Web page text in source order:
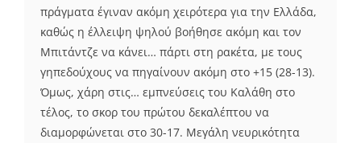
πράγματα έγιναν ακόμη χειρότερα για την Ελλάδα,
καθώς η έλλειψη ψηλού βοήθησε ακόμη και τον
Μπιτάντζε να κάνει… πάρτι στη ρακέτα, με τους
γηπεδούχους να πηγαίνουν ακόμη στο +15 (28-13).
Όμως, χάρη στις… εμπνεύσεις του Καλάθη στο
τέλος, το σκορ του πρώτου δεκαλέπτου να
διαμορφώνεται στο 30-17. Μεγάλη νευρικότητα